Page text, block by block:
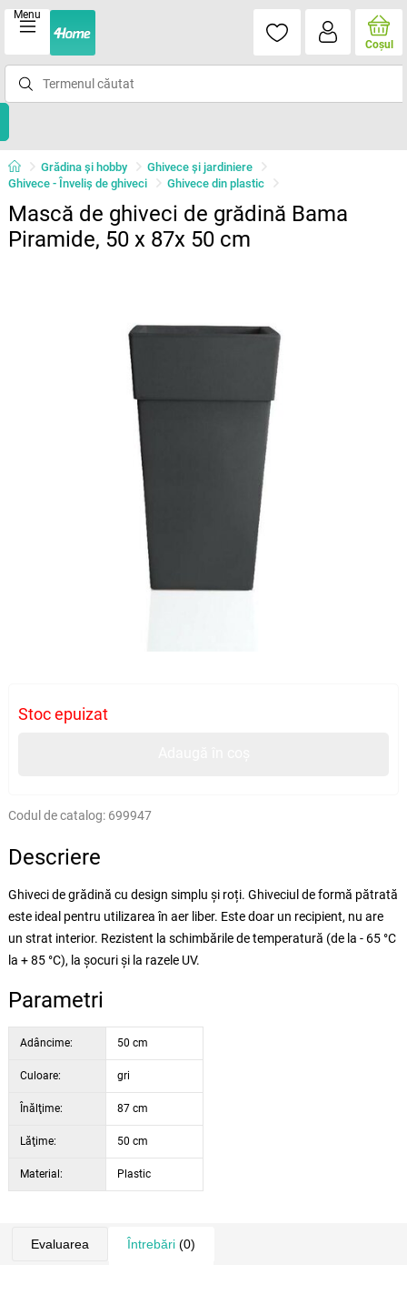
Menu
Coşul
Grădina şi hobby
Ghivece și jardiniere
Ghivece - Înveliș de ghiveci
Ghivece din plastic
Mască de ghiveci de grădină Bama
Piramide, 50 x 87x 50 cm
Stoc epuizat
Codul de catalog: 699947
Descriere
Ghiveci de grădină cu design simplu și roți. Ghiveciul de formă pătrată
este ideal pentru utilizarea în aer liber. Este doar un recipient, nu are
un strat interior. Rezistent la schimbările de temperatură (de la - 65 °C
la + 85 °C), la șocuri și la razele UV.
Parametri
Adâncime: 50 cm
Culoare: gri
Înălţime: 87 cm
Lăţime: 50 cm
Material: Plastic
Evaluarea Întrebări(0)